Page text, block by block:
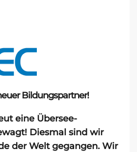
Bildungspartner!
eine Übersee-
Diesmal sind wir
der Welt gegangen. Wir